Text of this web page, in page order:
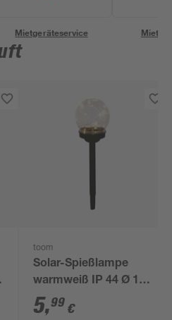
Mietgeräteservice
toom
Solar-Spießlampe
warmweiß IP 44 Ø 10
x 39 cm
5,99 €